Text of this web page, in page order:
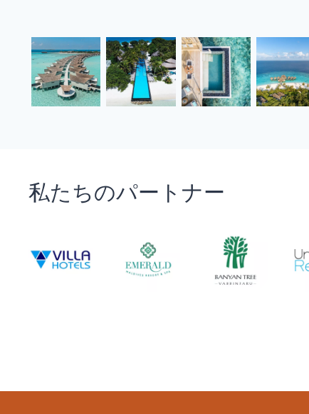
私たちのパートナー